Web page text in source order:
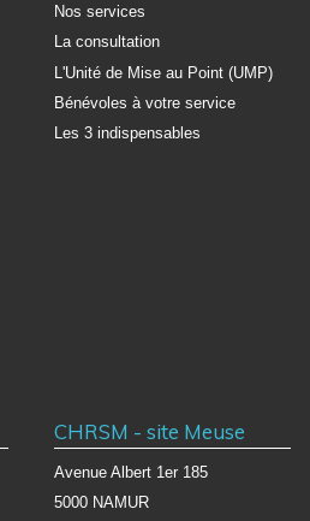
Nos services
La consultation
L'Unité de Mise au Point (UMP)
Bénévoles à votre service
Les 3 indispensables
CHRSM - site Meuse
Avenue Albert 1er 185
5000 NAMUR